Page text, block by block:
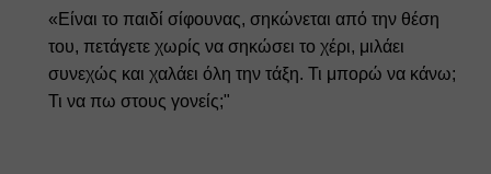
«Είναι το παιδί σίφουνας, σηκώνεται από την θέση
του, πετάγετε χωρίς να σηκώσει το χέρι, μιλάει
συνεχώς και χαλάει όλη την τάξη. Τι μπορώ να κάνω;
Τι να πω στους γονείς;"